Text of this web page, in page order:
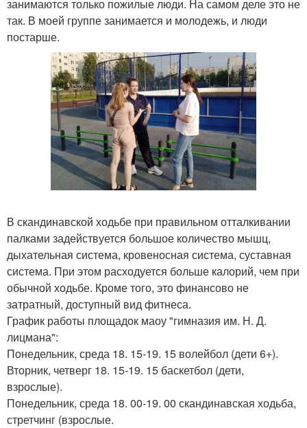
занимаются только пожилые люди. На самом деле это не
так. В моей группе занимается и молодежь, и люди
постарше.
В скандинавской ходьбе при правильном отталкивании
палками задействуется большое количество мышц,
дыхательная система, кровеносная система, суставная
система. При этом расходуется больше калорий, чем при
обычной ходьбе. Кроме того, это финансово не
затратный, доступный вид фитнеса.
График работы площадок маоу "гимназия им. Н. Д.
лицмана":
Понедельник, среда 18. 15-19. 15 волейбол (дети 6+).
Вторник, четверг 18. 15-19. 15 баскетбол (дети,
взрослые).
Понедельник, среда 18. 00-19. 00 скандинавская ходьба,
стретчинг (взрослые.